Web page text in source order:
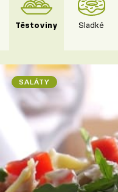
Těstoviny Sladké
SALÁTY